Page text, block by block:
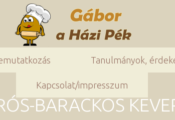
Tanulmányok,
Kapcsolat/impresszum
BARACKOS